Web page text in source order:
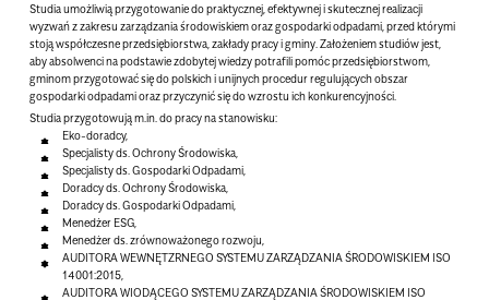
Studia umożliwią przygotowanie do praktycznej, efektywnej i skutecznej realizacji
wyzwań z zakresu zarządzania środowiskiem oraz gospodarki odpadami, przed którymi
stojąwspółczesne przedsiębiorstwa ,zakłady pracyigminy . Założeniem studiów jest,
aby absolwenci na podstawie zdobytej wiedzy potrafili pomóc przedsiębiorstwom,
gminom przygotować się do polskich i unijnych procedur regulujących obszar
gospodarki odpadami oraz przyczynić się do wzrostu ich konkurencyjności.
Studia przygotowują m.in. do pracy na stanowisku:
Eko-doradcy,
Specjalistyds. Ochrony Środowiska,
Specjalistyds. Gospodarki Odpadami,
Doradcy ds. Ochrony Środowiska,
Doradcy ds. Gospodarki Odpadami,
Menedżer ESG,
Menedżer ds. zrównoważonego rozwoju,
AUDITORA WEWNĘTZRNEGO SYSTEMU ZARZĄDZANIA ŚRODOWISKIEM ISO
14001:2015,
AUDITORA WIODĄCEGO SYSTEMU ZARZĄDZANIA ŚRODOWISKIEM ISO